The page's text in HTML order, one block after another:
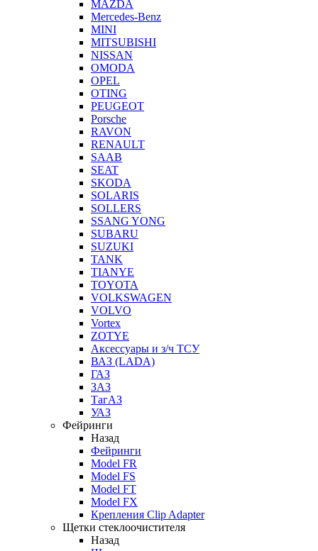
MAZDA
Mercedes-Benz
MINI
MITSUBISHI
NISSAN
OMODA
OPEL
OTING
PEUGEOT
Porsche
RAVON
RENAULT
SAAB
SEAT
SKODA
SOLARIS
SOLLERS
SSANG YONG
SUBARU
SUZUKI
TANK
TIANYE
TOYOTA
VOLKSWAGEN
VOLVO
Vortex
ZOTYE
Аксессуары и з/ч ТСУ
ВАЗ (LADA)
ГАЗ
ЗАЗ
ТагАЗ
УАЗ
Фейринги
Назад
Фейринги
Model FR
Model FS
Model FT
Model FX
Крепления Clip Adapter
Щетки стеклоочистителя
Назад